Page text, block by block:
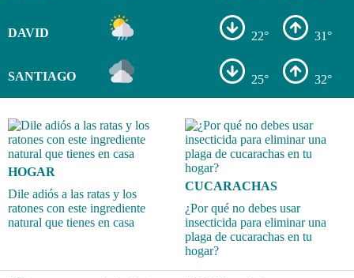
DAVID 22° 31°
SANTIAGO 25° 32°
HOGAR
Dile adiós a las ratas y los
ratones con este ingrediente
natural que tienes en casa
CUCARACHAS
¿Por qué no debes usar
insecticida para eliminar una
plaga de cucarachas en tu
hogar?